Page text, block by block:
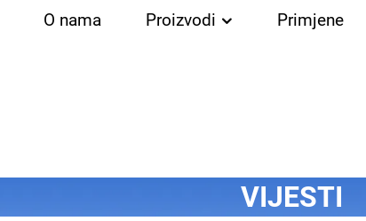
O nama Proizvodi Primjene
VIJESTI